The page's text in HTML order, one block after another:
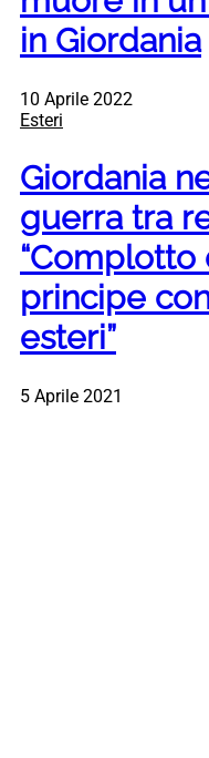
in Giordania
10 Aprile 2022
Esteri
Giordania
guerra tra
“Complotto
principe
esteri”
5 Aprile 2021